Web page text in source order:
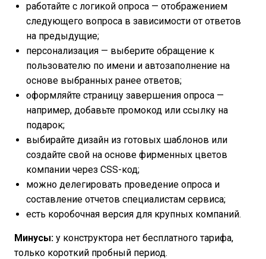
работайте с логикой опроса — отображением
следующего вопроса в зависимости от ответов
на предыдущие;
персонализация — выберите обращение к
пользователю по имени и автозаполнение на
основе выбранных ранее ответов;
оформляйте страницу завершения опроса —
например, добавьте промокод или ссылку на
подарок;
выбирайте дизайн из готовых шаблонов или
создайте свой на основе фирменных цветов
компании через CSS-код;
можно делегировать проведение опроса и
составление отчетов специалистам сервиса;
есть коробочная версия для крупных компаний.
Минусы: у конструктора нет бесплатного тарифа,
только короткий пробный период.